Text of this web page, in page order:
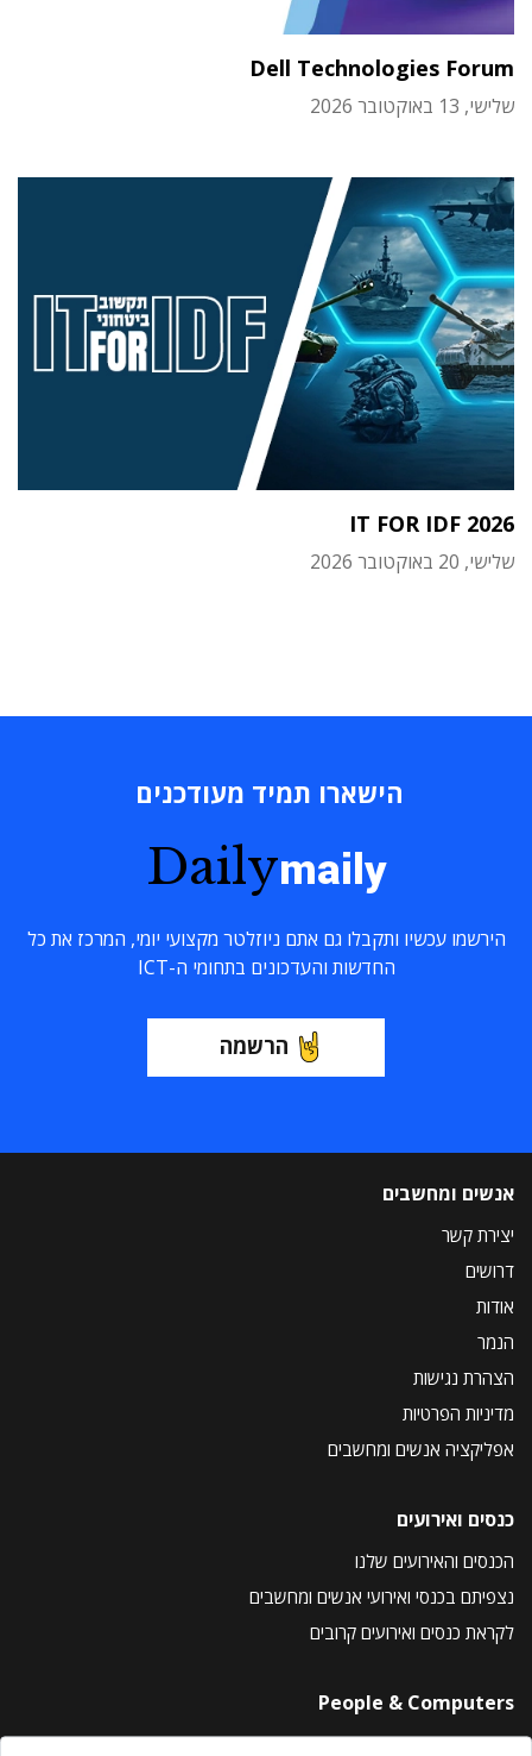
Dell Technologies Forum
שלישי, 13 באוקטובר 2026
IT FOR IDF 2026
שלישי, 20 באוקטובר 2026
הישארו תמיד מעודכנים
Dailymaily
הירשמו עכשיו ותקבלו גם אתם ניוזלטר מקצועי יומי, המרכז את כל
החדשות והעדכונים בתחומי ה-ICT
הרשמה
אנשים ומחשבים
יצירת קשר
דרושים
אודות
הנמר
הצהרת נגישות
מדיניות הפרטיות
אפליקציה אנשים ומחשבים
כנסים ואירועים
הכנסים והאירועים שלנו
נצפיתם בכנסי ואירועי אנשים ומחשבים
לקראת כנסים ואירועים קרובים
People & Computers
About Us